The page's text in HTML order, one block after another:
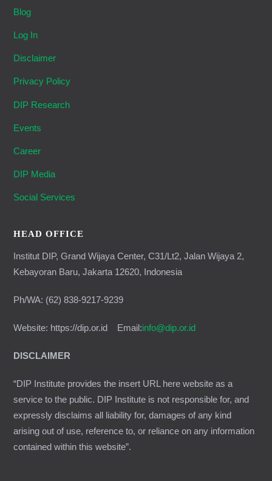
Blog
Log In
Disclaimer
Privacy Policy
DIP Research
Events
Career
DIP Media
Social Services
HEAD OFFICE
Institut DIP, Grand Wijaya Center, C31/Lt2, Jalan Wijaya 2,
Kebayoran Baru, Jakarta 12620, Indonesia
Ph/WA: (62) 838-9217-9239
Website: https://dip.or.id Email:info@dip.or.id
DISCLAIMER
“DIP Institute provides the insert URL here website as a
service to the public. DIP Institute is not responsible for, and
expressly disclaims all liability for, damages of any kind
arising out of use, reference to, or reliance on any information
contained within this website”.